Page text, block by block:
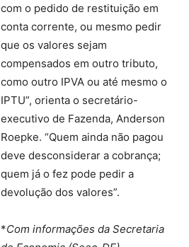
com o pedido de restituição em
conta corrente, ou mesmo pedir
que os valores sejam
compensados em outro tributo,
como outro IPVA ou até mesmo o
IPTU”, orienta o secretário-
executivo de Fazenda, Anderson
Roepke. “Quem ainda não pagou
deve desconsiderar a cobrança;
quem já o fez pode pedir a
devolução dos valores”.
*Com informações da Secretaria